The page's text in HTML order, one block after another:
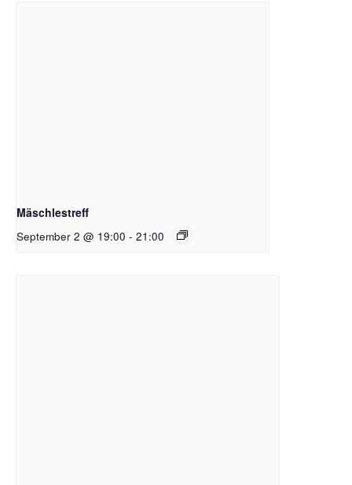
Mäschlestreff
September 2 @ 19:00 - 21:00